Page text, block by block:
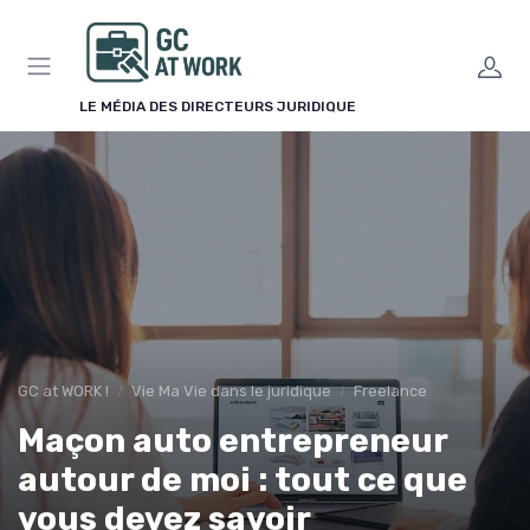
LE MÉDIA DES DIRECTEURS JURIDIQUE
GC at WORK ! Vie Ma Vie dans le juridique Freelance
Maçon auto entrepreneur
autour de moi : tout ce que
vous devez savoir